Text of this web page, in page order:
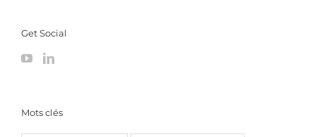
Get Social
Mots clés